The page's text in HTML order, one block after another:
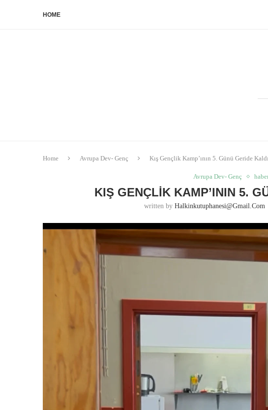
HOME
Home Avrupa Dev- Genç Kış Gençlik Kamp’ının 5. Günü Geride Kaldı
Avrupa Dev- Genç
KIŞ GENÇLIK KAMP’ININ 5.
written byHalkinkutuphanesi@gmail.com